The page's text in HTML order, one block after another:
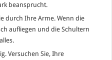
beansprucht.
durch Ihre Arme. Wenn die
aufliegen und die Schultern
Versuchen Sie, Ihre